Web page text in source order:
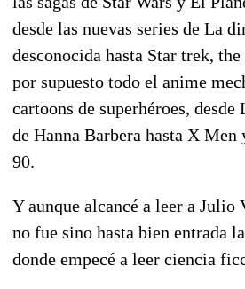
desde las nuevas series de La
desconocida hasta Star trek,
por supuesto todo el anime
cartoons de superhéroes, desde
de Hanna Barbera hasta X Men
90.
Y aunque alcancé a leer a Julio
no fue sino hasta bien entrada
donde empecé a leer ciencia